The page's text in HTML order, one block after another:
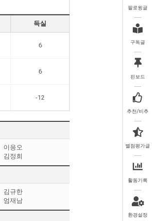
득실
6
6
-12
이응오
김정희
김규한
엄재남
팔로윙글
구독글
핀보드
추천/비추
별점평가글
활동기록
환경설정